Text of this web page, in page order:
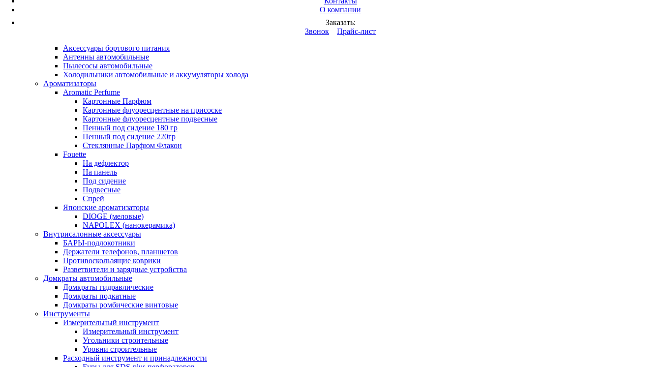
О компании
Заказать:
Звонок
Прайс-лист
Аксессуары бортового питания
Антенны автомобильные
Пылесосы автомобильные
Холодильники автомобильные и аккумуляторы холода
Ароматизаторы
Aromatic Perfume
Картонные Парфюм
Картонные флуоресцентные на присоске
Картонные флуоресцентные подвесные
Пенный под сидение 180 гр
Пенный под сидение 220гр
Стеклянные Парфюм Флакон
Fouette
На дефлектор
На панель
Под сидение
Подвесные
Спрей
Японские ароматизаторы
DIOGE (меловые)
NAPOLEX (нанокерамика)
Внутрисалонные аксессуары
БАРЫ-подлокотники
Держатели телефонов, планшетов
Противоскользящие коврики
Разветвители и зарядные устройства
Домкраты автомобильные
Домкраты гидравлические
Домкраты подкатные
Домкраты ромбические винтовые
Инструменты
Измерительный инструмент
Измерительный инструмент
Угольники строительные
Уровни строительные
Расходный инструмент и принадлежности